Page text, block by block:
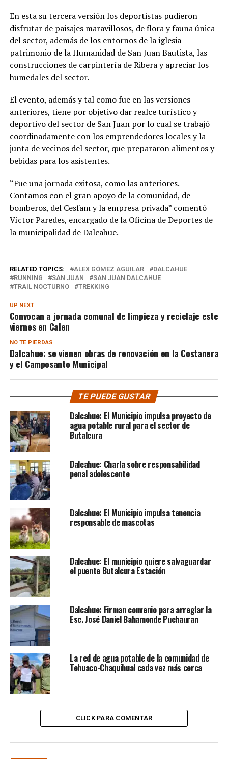
En esta su tercera versión los deportistas pudieron
disfrutar de paisajes maravillosos, de flora y fauna única
del sector, además de los entornos de la iglesia
patrimonio de la Humanidad de San Juan Bautista, las
construcciones de carpintería de Ribera y apreciar los
humedales del sector.
El evento, además y tal como fue en las versiones
anteriores, tiene por objetivo dar realce turístico y
deportivo del sector de San Juan por lo cual se trabajó
coordinadamente con los emprendedores locales y la
junta de vecinos del sector, que prepararon alimentos y
bebidas para los asistentes.
“Fue una jornada exitosa, como las anteriores.
Contamos con el gran apoyo de la comunidad, de
bomberos, del Cesfam y la empresa privada” comentó
Víctor Paredes, encargado de la Oficina de Deportes de
la municipalidad de Dalcahue.
RELATED TOPICS: ALEX GÓMEZ AGUILAR
DALCAHUE
RUNNING
SAN JUAN
SAN JUAN DALCAHUE
TRAIL NOCTURNO
TREKKING
UP NEXT
Convocan a jornada comunal de limpieza y reciclaje este
viernes en Calen
NO TE PIERDAS
Dalcahue: se vienen obras de renovación en la Costanera
y el Camposanto Municipal
TE PUEDE GUSTAR
Dalcahue: El Municipio impulsa proyecto de
agua potable rural para el sector de
Butalcura
Dalcahue: Charla sobre responsabilidad
penal adolescente
Dalcahue: El Municipio impulsa tenencia
responsable de mascotas
Dalcahue: El municipio quiere salvaguardar
el puente Butalcura Estación
Dalcahue: Firman convenio para arreglar la
Esc. José Daniel Bahamonde Puchauran
La red de agua potable de la comunidad de
Tehuaco-Chaquihual cada vez más cerca
CLICK PARA COMENTAR